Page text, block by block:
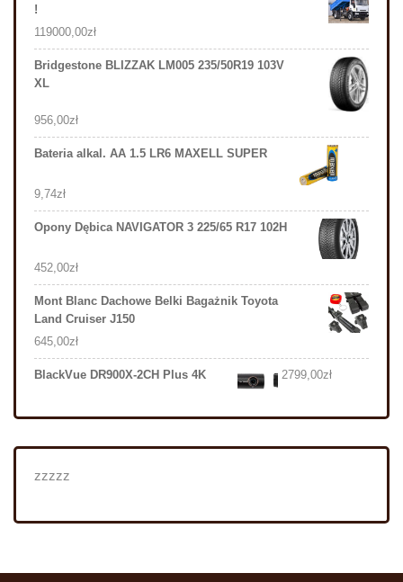
!
119000,00zł
Bridgestone BLIZZAK LM005 235/50R19 103V
XL
956,00zł
Bateria alkal. AA 1.5 LR6 MAXELL SUPER
9,74zł
Opony Dębica NAVIGATOR 3 225/65 R17 102H
452,00zł
Mont Blanc Dachowe Belki Bagażnik Toyota
Land Cruiser J150
645,00zł
BlackVue DR900X-2CH Plus 4K 2799,00zł
zzzzz